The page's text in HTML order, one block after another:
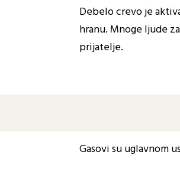
Debelo crevo je
hranu. Mnoge ljude
prijatelje.
Gasovi su uglavnom